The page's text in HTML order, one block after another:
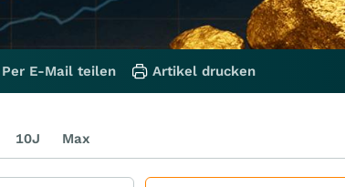
Per E-Mail teilen Artikel drucken
10J Max